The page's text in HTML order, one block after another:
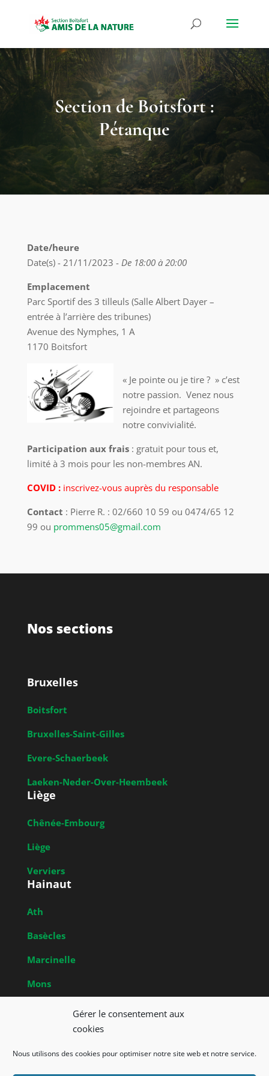
Gérer le consentement aux
cookies
Nous utilisons des cookies pour optimiser notre site web et notre service.
Section de Boitsfort :
Pétanque
Date/heure
Date(s) - 21/11/2023 - De 18:00 à 20:00
Emplacement
Parc Sportif des 3 tilleuls (Salle Albert Dayer –
entrée à l’arrière des tribunes)
Avenue des Nymphes, 1 A
1170 Boitsfort
« Je pointe ou je tire ? » c’est
notre passion. Venez nous
rejoindre et partageons
notre convivialité.
Participation aux frais: gratuit pour tous et,
limité à 3 mois pour les non-membres AN.
COVID : inscrivez-vous auprès du responsable
Contact : Pierre R. : 02/660 10 59 ou 0474/65 12
99 ou prommens05@gmail.com
Nos sections
Bruxelles
Boitsfort
Bruxelles-Saint-Gilles
Evere-Schaerbeek
Laeken-Neder-Over-Heembeek
Liège
Chênée-Embourg
Liège
Verviers
Hainaut
Ath
Basècles
Marcinelle
Mons
Obrecheuil
Brabant Wallon
Nivelles